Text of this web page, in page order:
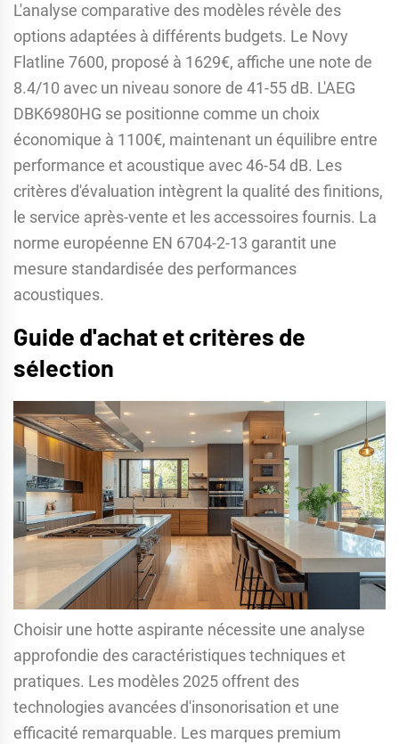
L'analyse comparative des modèles révèle des
options adaptées à différents budgets. Le Novy
Flatline 7600, proposé à 1629€, affiche une note de
8.4/10 avec un niveau sonore de 41-55 dB. L'AEG
DBK6980HG se positionne comme un choix
économique à 1100€, maintenant un équilibre entre
performance et acoustique avec 46-54 dB. Les
critères d'évaluation intègrent la qualité des finitions,
le service après-vente et les accessoires fournis. La
norme européenne EN 6704-2-13 garantit une
mesure standardisée des performances
acoustiques.
Guide d'achat et critères de
sélection
Choisir une hotte aspirante nécessite une analyse
approfondie des caractéristiques techniques et
pratiques. Les modèles 2025 offrent des
technologies avancées d'insonorisation et une
efficacité remarquable. Les marques premium